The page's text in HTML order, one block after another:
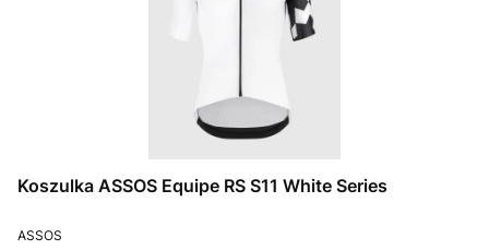
Koszulka ASSOS Equipe RS S11 White Series
PRODUCENT
ASSOS